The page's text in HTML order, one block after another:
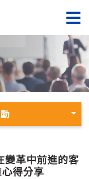
變革中前進的客
得分享